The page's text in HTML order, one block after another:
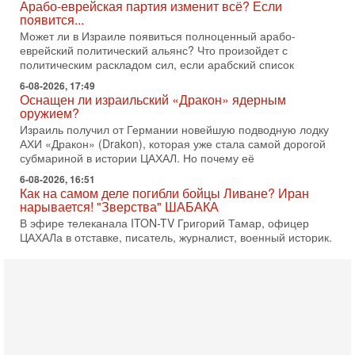
еврейский политический альянс? Что произойдет с
политическим раскладом сил, если арабский список
6-08-2026, 17:49
Оснащен ли израильский «Дракон» ядерным
Израиль получил от Германии новейшую подводную лодку
АХИ «Дракон» (Drakon), которая уже стала самой дорогой
субмариной в истории ЦАХАЛ. Но почему её
6-08-2026, 16:51
Как на самом деле погибли бойцы Ливане? Иран
нарывается! "Зверства" ШАБАКА
В эфире телеканала ITON-TV Григорий Тамар, офицер
ЦАХАЛа в отставке, писатель, журналист, военный историк.
Ведет программу Александр Гур-Арье.
6-08-2026, 08:20